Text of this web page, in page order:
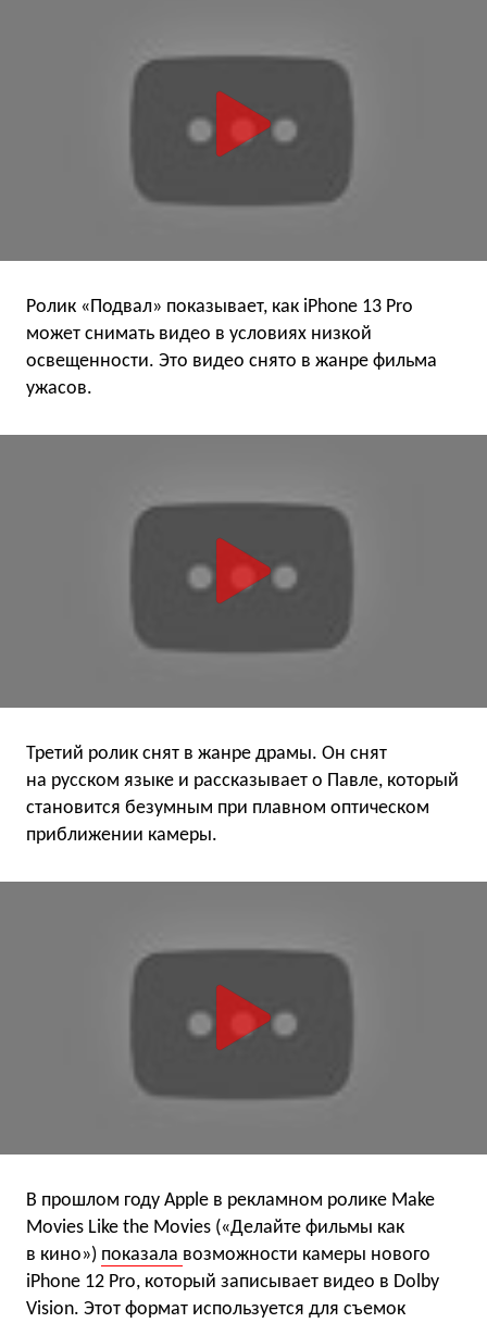
Ролик «Подвал» показывает, как iPhone 13 Pro
может снимать видео в условиях низкой
освещенности. Это видео снято в жанре фильма
ужасов.
Третий ролик снят в жанре драмы. Он снят
на русском языке и рассказывает о Павле, который
становится безумным при плавном оптическом
приближении камеры.
В прошлом году Apple в рекламном ролике Make
Movies Like the Movies («Делайте фильмы как
в кино») показала возможности камеры нового
iPhone 12 Pro, который записывает видео в Dolby
Vision. Этот формат используется для съемок